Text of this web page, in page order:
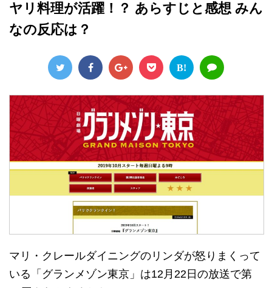
ヤリ料理が活躍！？ あらすじと感想 みん
なの反応は？
B!
マリ・クレールダイニングのリンダが怒りまくって
いる「グランメゾン東京」は12月22日の放送で第